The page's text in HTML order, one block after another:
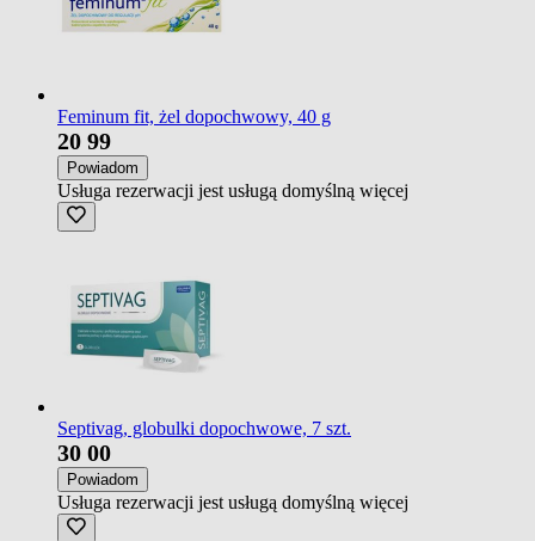
Feminum fit, żel dopochwowy, 40 g
20 99
Powiadom
Usługa rezerwacji jest usługą domyślną więcej
Septivag, globulki dopochwowe, 7 szt.
30 00
Powiadom
Usługa rezerwacji jest usługą domyślną więcej